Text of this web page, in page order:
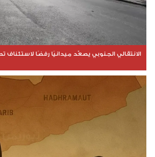
الانتقالي الجنوبي يصعّد ميدانيًا رفضًا